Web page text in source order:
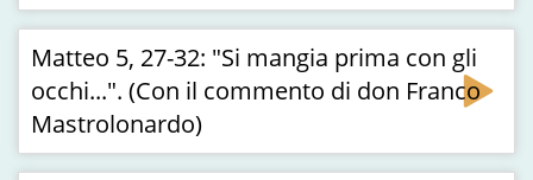
Matteo 5, 27-32: "Si mangia prima con gli
occhi...". (Con il commento di don Franco
Mastrolonardo)